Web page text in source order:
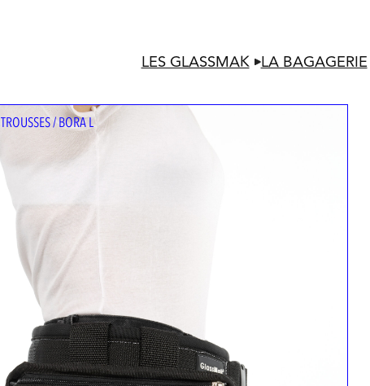
LES GLASSMAK LA BAGAGERIE
TROUSSES/ BORA L